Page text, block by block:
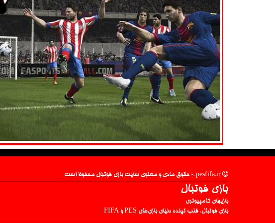
بازی فوتبال
بازیهای کامپیوتری
بازی فوتبال، قلب تپنده دنیای بازی‌های PES و FIFA